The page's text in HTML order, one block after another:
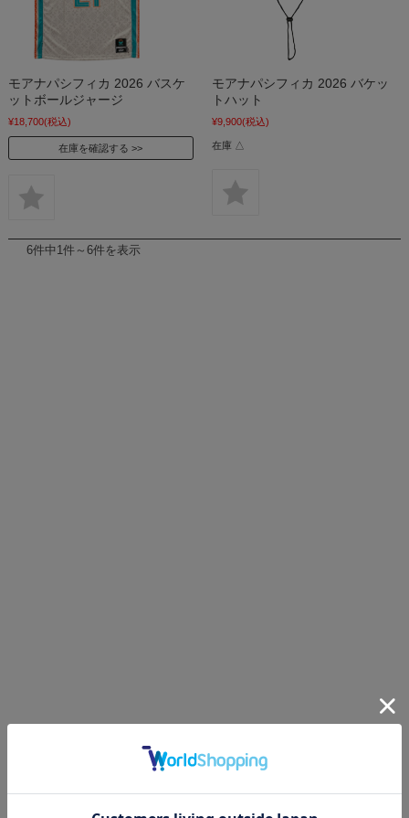
モアナパシフィカ 2026 バスケ
ットボールジャージ
¥18,700(税込)
在庫を確認する
モアナパシフィカ 2026 バケッ
トハット
¥9,900(税込)
在庫 △
6件中1件～6件を表示